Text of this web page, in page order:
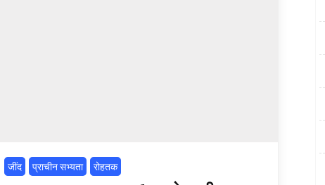
‌जींद प्राचीन सभ्यता रोहतक